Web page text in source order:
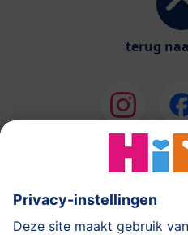
terug
HiPP Melkbereidingen
HiPP tijdens de